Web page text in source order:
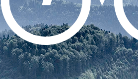
BLIKAČKA KNOG PLUS REAR -